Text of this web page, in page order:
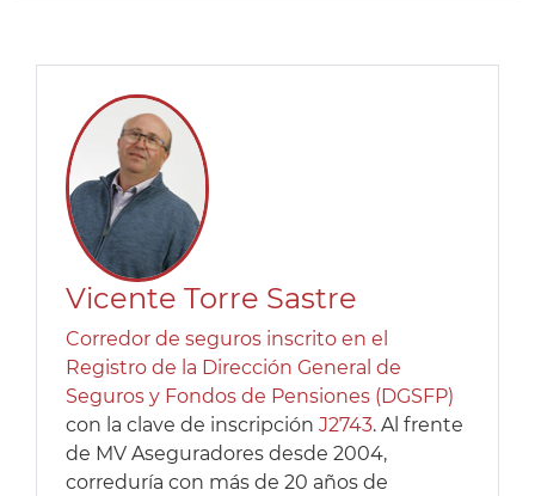
Vicente Torre Sastre
Corredor de seguros inscrito en el
Registro de la Dirección General de
Seguros y Fondos de Pensiones (DGSFP)
con la clave de inscripción J2743. Al frente
de MV Aseguradores desde 2004,
correduría con más de 20 años de